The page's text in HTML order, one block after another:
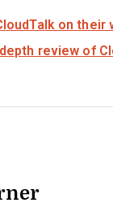
on their
review of